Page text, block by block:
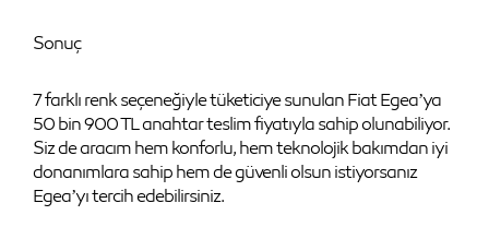
Sonuç
7 farklı renk seçeneğiyle tüketiciye sunulan Fiat Egea’ya
50 bin 900 TL anahtar teslim fiyatıyla sahip olunabiliyor.
Siz de aracım hem konforlu, hem teknolojik bakımdan iyi
donanımlara sahip hem de güvenli olsun istiyorsanız
Egea’yı tercih edebilirsiniz.